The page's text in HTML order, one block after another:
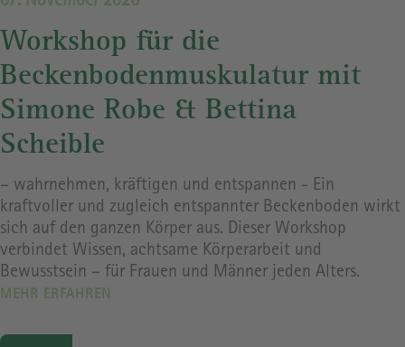
Workshop für die
Beckenbodenmuskulatur mit
Simone Robe & Bettina
Scheible
– wahrnehmen, kräftigen und entspannen - Ein
kraftvoller und zugleich entspannter Beckenboden wirkt
sich auf den ganzen Körper aus. Dieser Workshop
verbindet Wissen, achtsame Körperarbeit und
Bewusstsein – für Frauen und Männer jeden Alters.
MEHR ERFAHREN